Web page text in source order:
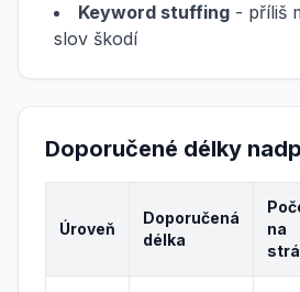
Keyword stuffing - příliš
slov škodí
Doporučené délky
Úroveň
Doporučená
délka
na